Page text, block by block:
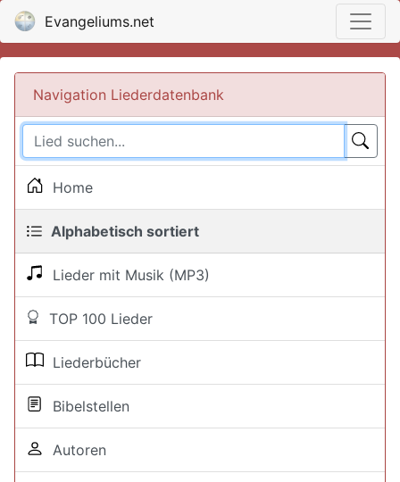
Evangeliums.net
Navigation Liederdatenbank
Home
Alphabetisch sortiert
Lieder mit Musik (MP3)
TOP 100 Lieder
Liederbücher
Bibelstellen
Autoren